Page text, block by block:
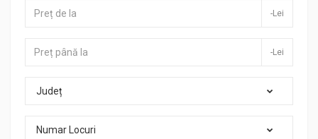
-Lei
-Lei
Județ
Numar Locuri